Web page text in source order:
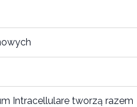
Intracellulare tworzą razem